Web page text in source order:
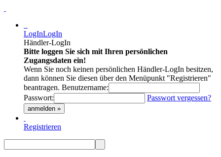
LogInLogIn
Händler-LogIn
Bitte loggen Sie sich mit Ihren persönlichen
Zugangsdaten ein!
Wenn Sie noch keinen persönlichen Händler-LogIn besitzen,
dann können Sie diesen über den Menüpunkt "Registrieren"
beantragen. Benutzername:
Passwort:
Passwort vergessen?
anmelden »
Registrieren